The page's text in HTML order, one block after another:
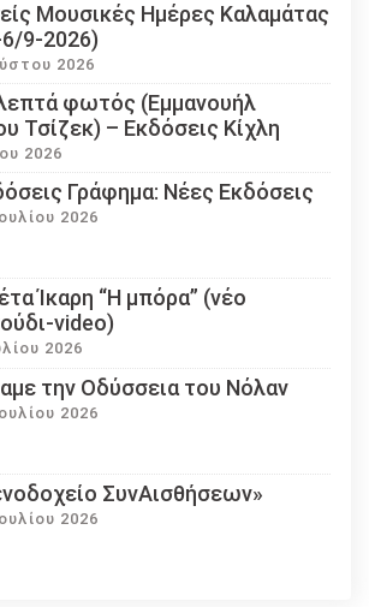
Μουσικές Ημέρες Καλαμάτας
9-2026)
2026
φωτός (Εμμανουήλ
Τσίζεκ) – Εκδόσεις Κίχλη
2026
Γράφημα: Νέες Εκδόσεις
2026
Ίκαρη “Η μπόρα” (νέο
video)
2026
την Οδύσσεια του Νόλαν
2026
ΣυνΑισθήσεων»
2026